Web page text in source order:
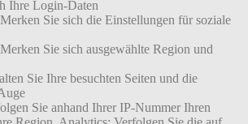
Ihre Login-Daten
Sie sich die Einstellungen für soziale
Sie sich ausgewählte Region und
Sie Ihre besuchten Seiten und die
Sie anhand Ihrer IP-Nummer Ihren